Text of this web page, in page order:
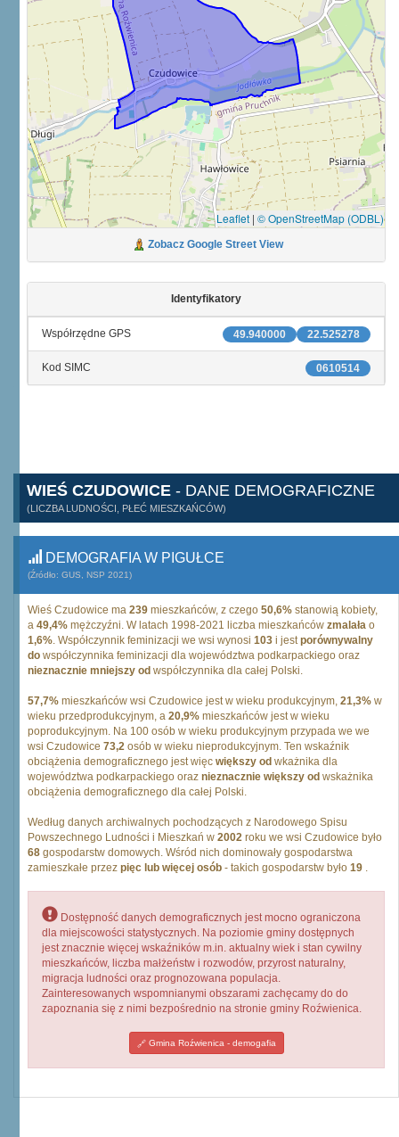
Leaflet | © OpenStreetMap (ODBL)
Zobacz Google Street View
Identyfikatory
22.525278
49.940000
Współrzędne GPS
0610514
Kod SIMC
WIEŚ CZUDOWICE - DANE DEMOGRAFICZNE
(LICZBA LUDNOŚCI, PŁEĆ MIESZKAŃCÓW)
DEMOGRAFIA W PIGUŁCE
(Źródło: GUS, NSP 2021)
Wieś Czudowice ma 239 mieszkańców, z czego 50,6% stanowią kobiety,
a 49,4% mężczyźni. W latach 1998-2021 liczba mieszkańców zmalała o
1,6%. Współczynnik feminizacji we wsi wynosi 103 i jestporównywalny
do współczynnika feminizacji dla województwa podkarpackiego oraz
nieznacznie mniejszy od współczynnika dla całej Polski.
57,7% mieszkańców wsi Czudowice jest w wieku produkcyjnym, 21,3% w
wieku przedprodukcyjnym, a 20,9% mieszkańców jest w wieku
poprodukcyjnym. Na 100 osób w wieku produkcyjnym przypada we we
wsi Czudowice 73,2 osób w wieku nieprodukcyjnym. Ten wskaźnik
obciążenia demograficznego jest więc większy od wkażnika dla
województwa podkarpackiego oraz nieznacznie większy od wskażnika
obciążenia demograficznego dla całej Polski.
Według danych archiwalnych pochodzących z Narodowego Spisu
Powszechnego Ludności i Mieszkań w 2002 roku we wsi Czudowice było
68 gospodarstw domowych. Wśród nich dominowały gospodarstwa
zamieszkałe przez pięc lub więcej osób - takich gospodarstw było 19 .
Dostępność danych demograficznych jest mocno ograniczona
dla miejscowości statystycznych. Na poziomie gminy dostępnych
jest znacznie więcej wskaźników m.in. aktualny wiek i stan cywilny
mieszkańców, liczba małżeństw i rozwodów, przyrost naturalny,
migracja ludności oraz prognozowana populacja.
Zainteresowanych wspomnianymi obszarami zachęcamy do do
zapoznania się z nimi bezpośrednio na stronie gminy Roźwienica.
Gmina Roźwienica - demogafia